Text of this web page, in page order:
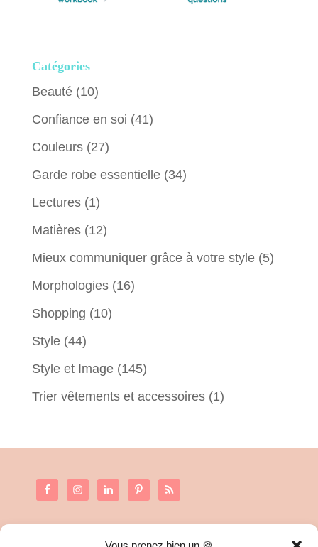
Catégories
Beauté(10)
Confiance en soi (41)
Couleurs(27)
Garde robe essentielle(34)
Lectures(1)
Matières(12)
Mieux communiquer grâce à votre style(5)
Morphologies(16)
Shopping (10)
Style(44)
Style et Image(145)
Trier vêtements et accessoires(1)